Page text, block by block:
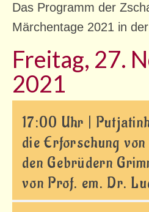
Zschachwitzer
Zschachwitzer
Zschachwitzer
Zschachwitzer
Adventskalender
Programm
Das Programm der
Märchentage 2021 in
Freitag, 27.
2021
17:00 Uhr |
die Erforschung
den Gebrüdern
von Prof. em. Dr.